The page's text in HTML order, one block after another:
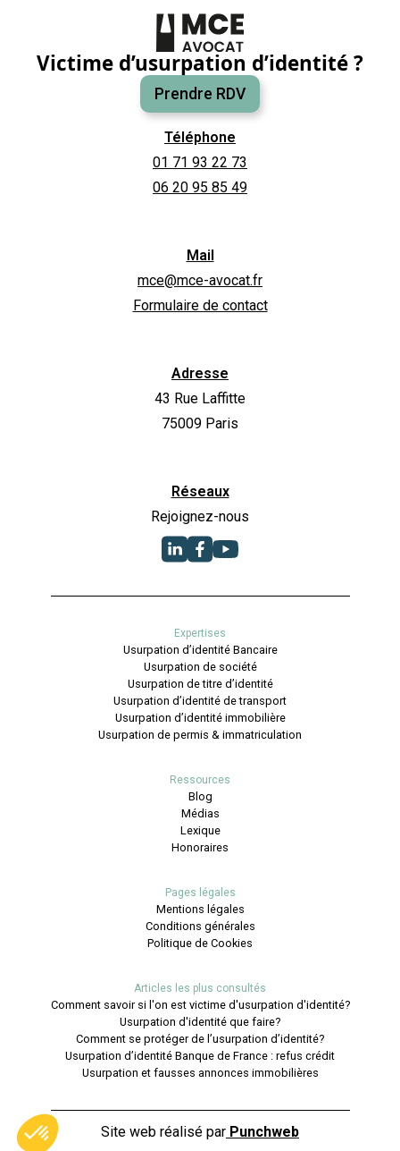
Victime d’usurpation d’identité ?
Prendre RDV
Téléphone
01 71 93 22 73
06 20 95 85 49
Mail
mce@mce-avocat.fr
Formulaire de contact
Adresse
43 Rue Laffitte
75009 Paris
Réseaux
Rejoignez-nous
Expertises
Usurpation d’identité Bancaire
Usurpation de société
Usurpation de titre d’identité
Usurpation d’identité de transport
Usurpation d’identité immobilière
Usurpation de permis & immatriculation
Ressources
Blog
Médias
Lexique
Honoraires
Pages légales
Mentions légales
Conditions générales
Politique de Cookies
Articles les plus consultés
Comment savoir si l'on est victime d'usurpation d'identité?
Usurpation d'identité que faire?
Comment se protéger de l’usurpation d’identité?
Usurpation d’identité Banque de France : refus crédit
Usurpation et fausses annonces immobilières
Site web réalisé par Punchweb